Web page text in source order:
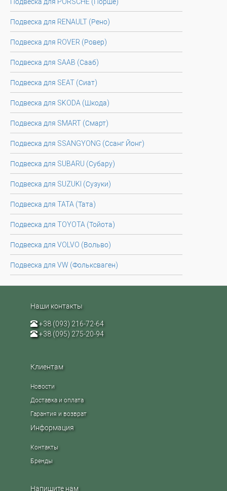
Подвеска для RENAULT (Рено)
Подвеска для ROVER (Ровер)
Подвеска для SAAB (Сааб)
Подвеска для SEAT (Сиат)
Подвеска для SKODA (Шкода)
Подвеска для SMART (Смарт)
Подвеска для SSANGYONG (Ссанг Йонг)
Подвеска для SUBARU (Субару)
Подвеска для SUZUKI (Сузуки)
Подвеска для TATA (Тата)
Подвеска для TOYOTA (Тойота)
Подвеска для VOLVO (Вольво)
Подвеска для VW (Фольксваген)
Наши контакты
+38 (093) 216-72-64
+38 (095) 275-20-94
Клиентам
Новости
Доставка и оплата
Гарантия и возврат
Информация
Контакты
Бренды
Напишите нам